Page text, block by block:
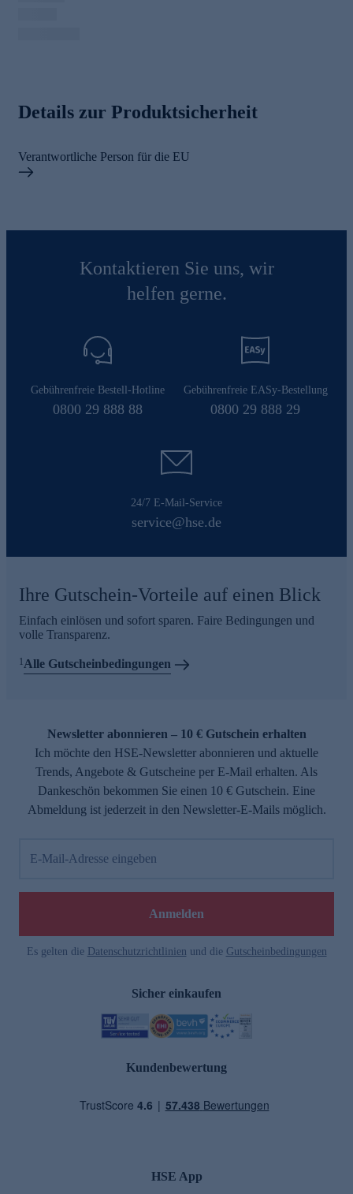
Details zur Produktsicherheit
Verantwortliche Person für die EU
Kontaktieren Sie uns, wir
helfen gerne.
Gebührenfreie Bestell-Hotline
0800 29 888 88
Gebührenfreie EASy-Bestellung
0800 29 888 29
24/7 E-Mail-Service
service@hse.de
Ihre Gutschein-Vorteile auf einen Blick
Einfach einlösen und sofort sparen. Faire Bedingungen und
volle Transparenz.
1 Alle Gutscheinbedingungen
Newsletter abonnieren – 10 € Gutschein erhalten
Ich möchte den HSE-Newsletter abonnieren und aktuelle
Trends, Angebote & Gutscheine per E-Mail erhalten. Als
Dankeschön bekommen Sie einen 10 € Gutschein. Eine
Abmeldung ist jederzeit in den Newsletter-E-Mails möglich.
E-Mail-Adresse eingeben
Anmelden
Es gelten die Datenschutzrichtlinien und die Gutscheinbedingungen
Sicher einkaufen
Kundenbewertung
HSE App